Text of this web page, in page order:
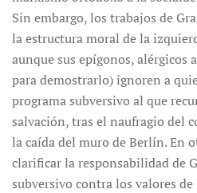
Sin embargo, los trabajos de
la estructura moral de la
aunque sus epígonos, alérgicos
para demostrarlo) ignoren a
programa subversivo al que
salvación, tras el naufragio del
la caída del muro de Berlín. En
clarificar la responsabilidad de
subversivo contra los valores